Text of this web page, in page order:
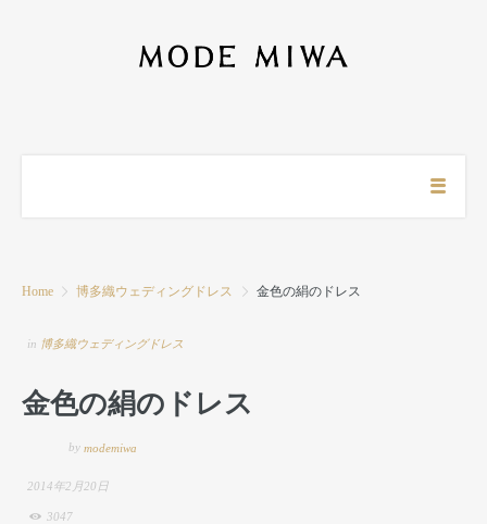
Home 博多織ウェディングドレス 金色の絹のドレス
in 博多織ウェディングドレス
金色の絹のドレス
by modemiwa
2014年2月20日
3047